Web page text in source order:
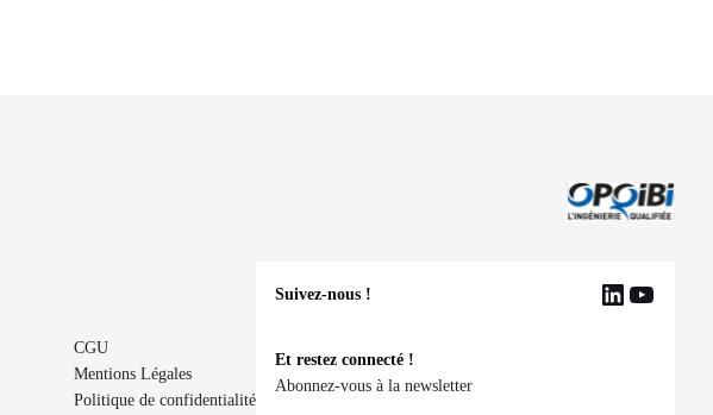
CGU
Mentions Légales
Politique de confidentialité
Suivez-nous ! LinkedIn
Et restez connecté !
Abonnez-vous à la newsletter